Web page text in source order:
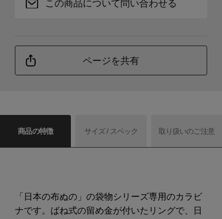
この商品について問い合わせる
ページを共有
商品の特徴 サイズ / スペック 取り扱いのご注意
「日本の布ぬの」の袋物シリーズ専用のカラビ
ナです。ばね式の留め金が付いたリングで、日